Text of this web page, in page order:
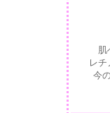
肌
レ
今